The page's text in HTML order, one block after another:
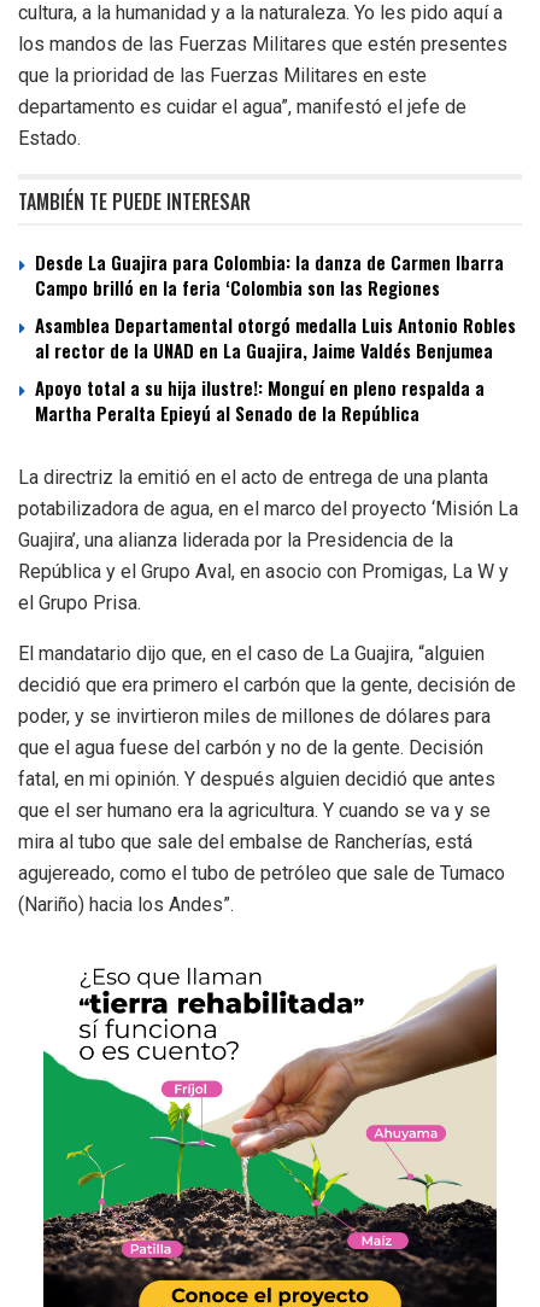
cultura, a la humanidad y a la naturaleza. Yo les pido aquí a
los mandos de las Fuerzas Militares que estén presentes
que la prioridad de las Fuerzas Militares en este
departamento es cuidar el agua”, manifestó el jefe de
Estado.
TAMBIÉN TE PUEDE INTERESAR
Desde La Guajira para Colombia: la danza de Carmen Ibarra
Campo brilló en la feria ‘Colombia son las Regiones
Asamblea Departamental otorgó medalla Luis Antonio Robles
al rector de la UNAD en La Guajira, Jaime Valdés Benjumea
Apoyo total a su hija ilustre!: Monguí en pleno respalda a
Martha Peralta Epieyú al Senado de la República
La directriz la emitió en el acto de entrega de una planta
potabilizadora de agua, en el marco del proyecto ‘Misión La
Guajira’, una alianza liderada por la Presidencia de la
República y el Grupo Aval, en asocio con Promigas, La W y
el Grupo Prisa.
El mandatario dijo que, en el caso de La Guajira, “alguien
decidió que era primero el carbón que la gente, decisión de
poder, y se invirtieron miles de millones de dólares para
que el agua fuese del carbón y no de la gente. Decisión
fatal, en mi opinión. Y después alguien decidió que antes
que el ser humano era la agricultura. Y cuando se va y se
mira al tubo que sale del embalse de Rancherías, está
agujereado, como el tubo de petróleo que sale de Tumaco
(Nariño) hacia los Andes”.